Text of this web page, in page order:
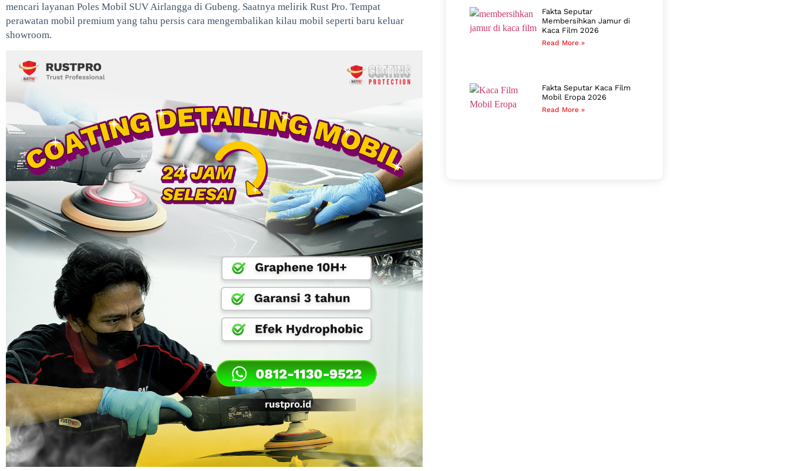
mencari layanan Poles Mobil SUV Airlangga di Gubeng. Saatnya melirik Rust Pro. Tempat
perawatan mobil premium yang tahu persis cara mengembalikan kilau mobil seperti baru keluar
showroom.
Fakta Seputar
Membersihkan Jamur di
Kaca Film 2026
Read More »
Fakta Seputar Kaca Film
Mobil Eropa 2026
Read More »